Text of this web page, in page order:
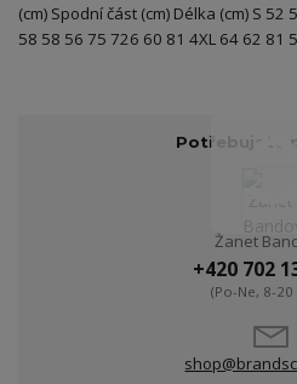
(cm) Spodní část (cm) Délka (cm) S
58 58 56 75 726 60 81 4XL 64 62 81
Potřebujete
Žanet
+420 702
(Po-Ne, 8-